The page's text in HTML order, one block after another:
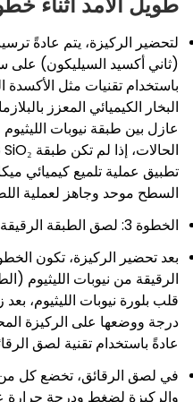
(ثاني أكسيد السيليكون) على
البخار الكيميائي المعزز
عازل بين طبقة نيوبات
السطح موحد وجاهز لعملية
الخطوة 3: لصق الطبقة الرقيقة
بعد تحضير الركيزة، تكون
الرقيقة من نيوبات الليثيوم
درجة ووضعها على الركيزة
عادةً باستخدام تقنية لصق
في لصق الرقائق، تخضع كل من
والركيزة لضغط ودرجة حرارة